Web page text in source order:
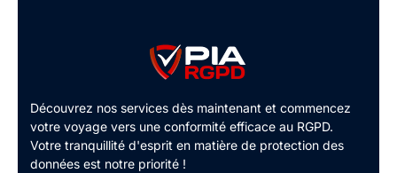
Découvrez nos services dès maintenant et commencez
votre voyage vers une conformité efficace au RGPD.
Votre tranquillité d'esprit en matière de protection des
données est notre priorité !